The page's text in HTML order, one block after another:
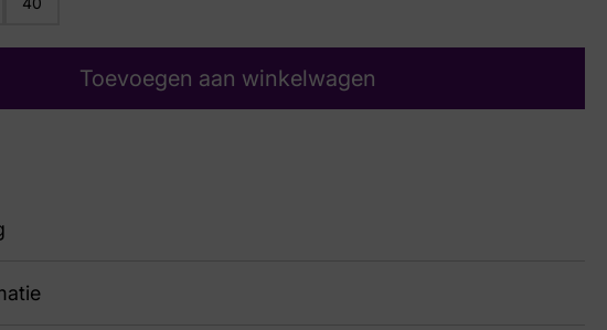
Toevoegen aan winkelwagen
Jersey